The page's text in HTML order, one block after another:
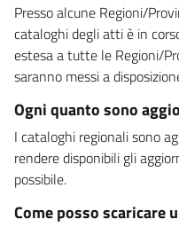
Presso alcune Regioni/
cataloghi degli atti è in
estesa a tutte le Regioni/
saranno messi a
Ogni quanto sono
I cataloghi regionali sono
rendere disponibili gli
possibile.
Come posso scaricare